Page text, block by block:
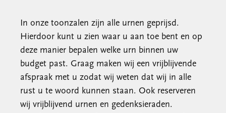
In onze toonzalen zijn alle urnen geprijsd.
Hierdoor kunt u zien waar u aan toe bent en op
deze manier bepalen welke urn binnen uw
budget past. Graag maken wij een vrijblijvende
afspraak met u zodat wij weten dat wij in alle
rust u te woord kunnen staan. Ook reserveren
wij vrijblijvend urnen en gedenksieraden.